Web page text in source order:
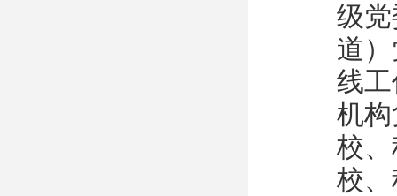
级
道
线
机
校
校